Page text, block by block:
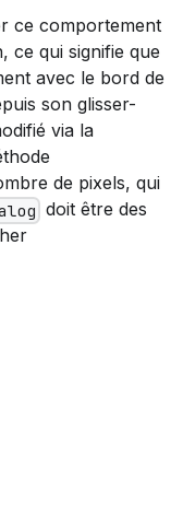
ce comportement
ce qui signifie que
avec le bord de
son glisser-
via la
de pixels, qui
doit être des